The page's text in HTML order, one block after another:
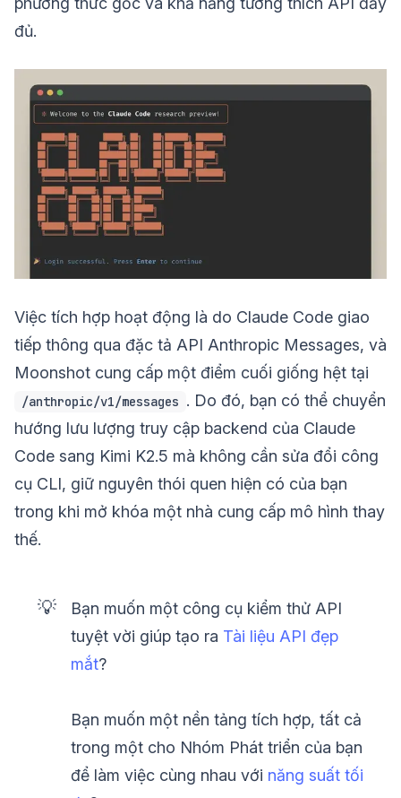
đủ.
Việc tích hợp hoạt động là do Claude Code giao
tiếp thông qua đặc tả API Anthropic Messages, và
Moonshot cung cấp một điểm cuối giống hệt tại
/anthropic/v1/messages . Do đó, bạn có thể chuyển
hướng lưu lượng truy cập backend của Claude
Code sang Kimi K2.5 mà không cần sửa đổi công
cụ CLI, giữ nguyên thói quen hiện có của bạn
trong khi mở khóa một nhà cung cấp mô hình thay
thế.
💡
Bạn muốn một công cụ kiểm thử API
tuyệt vời giúp tạo ra Tài liệu API đẹp
mắt?
Bạn muốn một nền tảng tích hợp, tất cả
trong một cho Nhóm Phát triển của bạn
để làm việc cùng nhau với năng suất tối